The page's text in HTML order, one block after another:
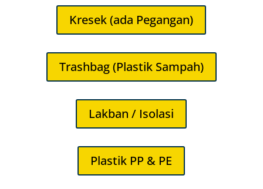
Kresek (ada Pegangan)
Trashbag (Plastik Sampah)
Lakban / Isolasi
Plastik PP & PE